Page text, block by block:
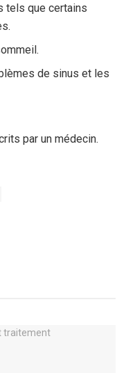
tels que certains
de sinus et les
par un médecin.